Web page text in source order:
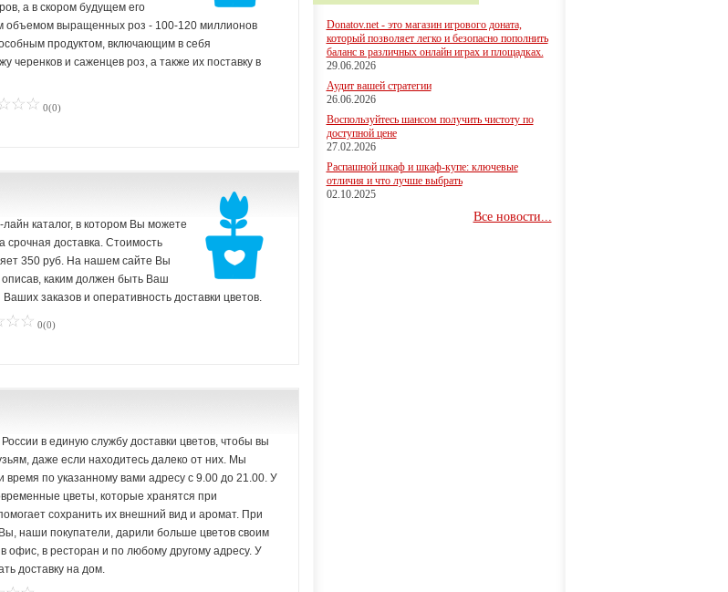
а в скором будущем его
объемом выращенных роз - 100-120 миллионов
продуктом, включающим в себя
черенков и саженцев роз, а также их поставку в
0(0)
каталог, в котором Вы можете
срочная доставка. Стоимость
350 руб. На нашем сайте Вы
каким должен быть Ваш
заказов и оперативность доставки цветов.
0(0)
в единую службу доставки цветов, чтобы вы
даже если находитесь далеко от них. Мы
время по указанному вами адресу с 9.00 до 21.00. У
цветы, которые хранятся при
сохранить их внешний вид и аромат. При
наши покупатели, дарили больше цветов своим
офис, в ресторан и по любому другому адресу. У
доставку на дом.
Donatov.net - это магазин игрового доната,
который позволяет легко и безопасно пополнить
баланс в различных онлайн играх и площадках.
29.06.2026
Аудит вашей стратегии
26.06.2026
Воспользуйтесь шансом получить чистоту по
доступной цене
27.02.2026
Распашной шкаф и шкаф-купе: ключевые
отличия и что лучше выбрать
02.10.2025
Все новости...